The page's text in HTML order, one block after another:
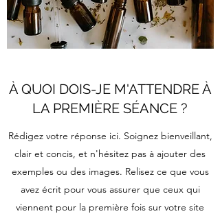
À QUOI DOIS-JE M'ATTENDRE À
LA PREMIÈRE SÉANCE ?
Rédigez votre réponse ici. Soignez bienveillant,
clair et concis, et n'hésitez pas à ajouter des
exemples ou des images. Relisez ce que vous
avez écrit pour vous assurer que ceux qui
viennent pour la première fois sur votre site